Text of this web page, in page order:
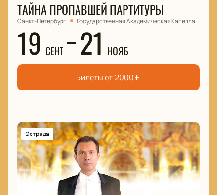
ТАЙНА ПРОПАВШЕЙ ПАРТИТУРЫ
Санкт-Петербург Государственная Академическая Капелла
19 СЕНТ 21 НОЯБ
Билеты от 2000₽
Эстрада